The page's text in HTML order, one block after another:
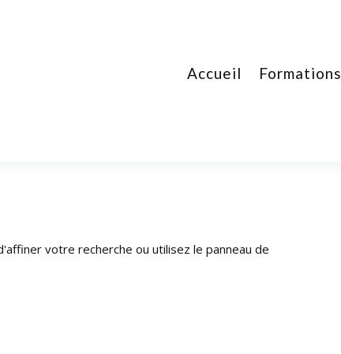
Accueil Formations
votre recherche ou utilisez le panneau de